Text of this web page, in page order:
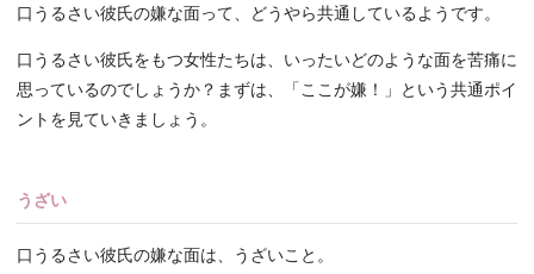
口うるさい彼氏の嫌な面って、どうやら共通しているようです。
口うるさい彼氏をもつ女性たちは、いったいどのような面を苦痛に
思っているのでしょうか？まずは、「ここが嫌！」という共通ポイ
ントを見ていきましょう。
うざい
口うるさい彼氏の嫌な面は、うざいこと。